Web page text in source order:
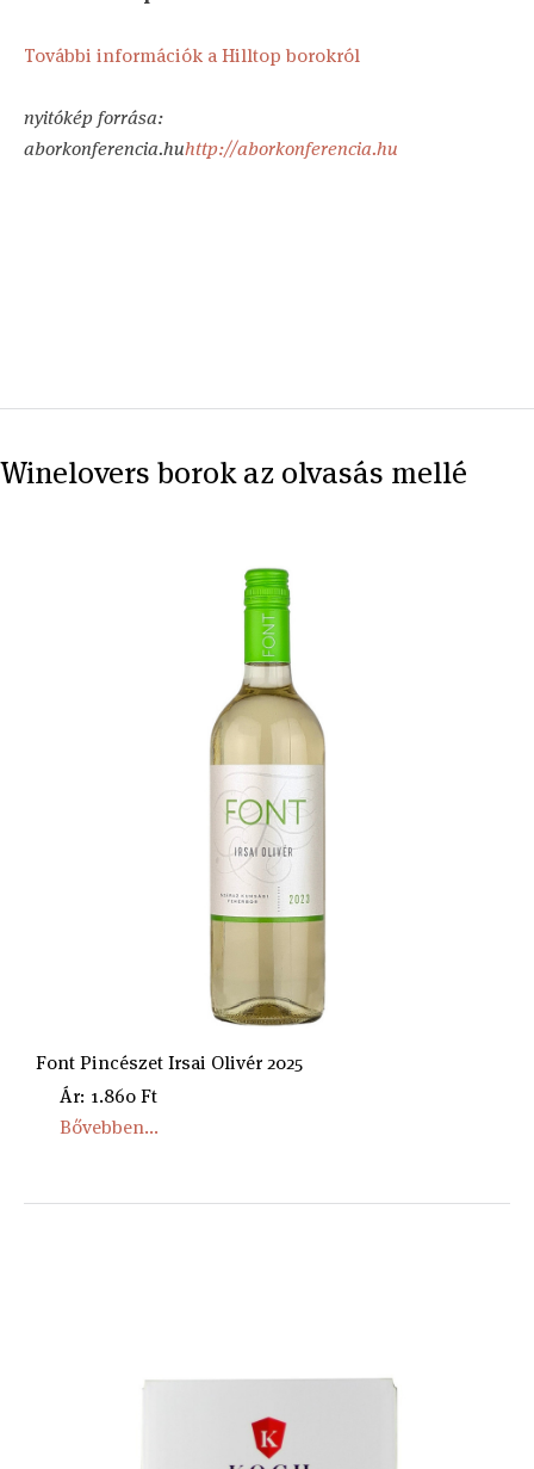
További információk a Hilltop borokról
nyitókép forrása:
aborkonferencia.huhttp://aborkonferencia.hu
Winelovers borok az olvasás mellé
Font Pincészet Irsai Olivér 2025
Ár: 1.860 Ft
Bővebben...